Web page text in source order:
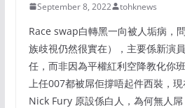
September 8, 2022 tohknews
Race swap白轉黑一向被人垢病，
族歧視仍然很實在），主要係新演
任，而非因為平權紅利空降教化你
上任007都被屌佢撐唔起件西裝，
Nick Fury 原設係白人，為何無人